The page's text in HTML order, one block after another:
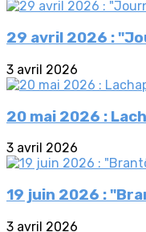
29 avril 2026 :
3 avril 2026
20 mai 2026 :
3 avril 2026
19 juin 2026 :
3 avril 2026